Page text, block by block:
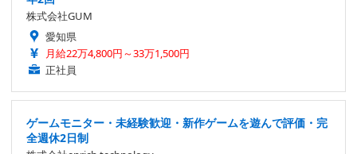
株式会社GUM
愛知県
月給22万4,800円～33万1,500円
正社員
ゲームモニター・未経験歓迎・新作ゲームを遊んで評価・完
全週休2日制